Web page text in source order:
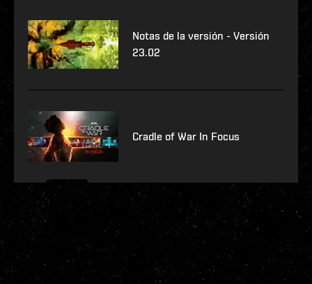
Notas de la versión - Versión
23.02
Cradle of War In Focus